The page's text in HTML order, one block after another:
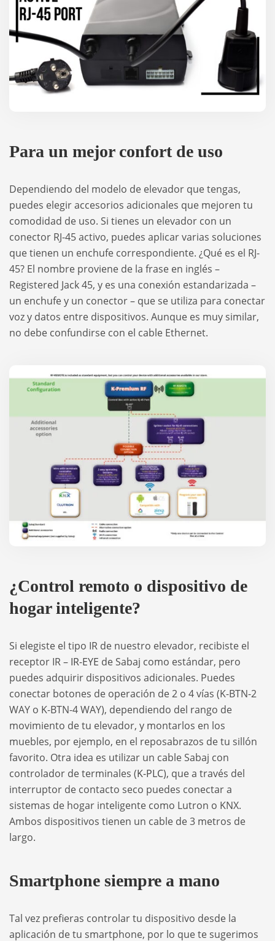
Para un mejor confort de uso
Dependiendo del modelo de elevador que tengas,
puedes elegir accesorios adicionales que mejoren tu
comodidad de uso. Si tienes un elevador con un
conector RJ-45 activo, puedes aplicar varias soluciones
que tienen un enchufe correspondiente. ¿Qué es el RJ-
45? El nombre proviene de la frase en inglés –
Registered Jack 45, y es una conexión estandarizada –
un enchufe y un conector – que se utiliza para conectar
voz y datos entre dispositivos. Aunque es muy similar,
no debe confundirse con el cable Ethernet.
¿Control remoto o dispositivo de
hogar inteligente?
Si elegiste el tipo IR de nuestro elevador, recibiste el
receptor IR – IR-EYE de Sabaj como estándar, pero
puedes adquirir dispositivos adicionales. Puedes
conectar botones de operación de 2 o 4 vías (K-BTN-2
WAY o K-BTN-4 WAY), dependiendo del rango de
movimiento de tu elevador, y montarlos en los
muebles, por ejemplo, en el reposabrazos de tu sillón
favorito. Otra idea es utilizar un cable Sabaj con
controlador de terminales (K-PLC), que a través del
interruptor de contacto seco puedes conectar a
sistemas de hogar inteligente como Lutron o KNX.
Ambos dispositivos tienen un cable de 3 metros de
largo.
Smartphone siempre a mano
Tal vez prefieras controlar tu dispositivo desde la
aplicación de tu smartphone, por lo que te sugerimos